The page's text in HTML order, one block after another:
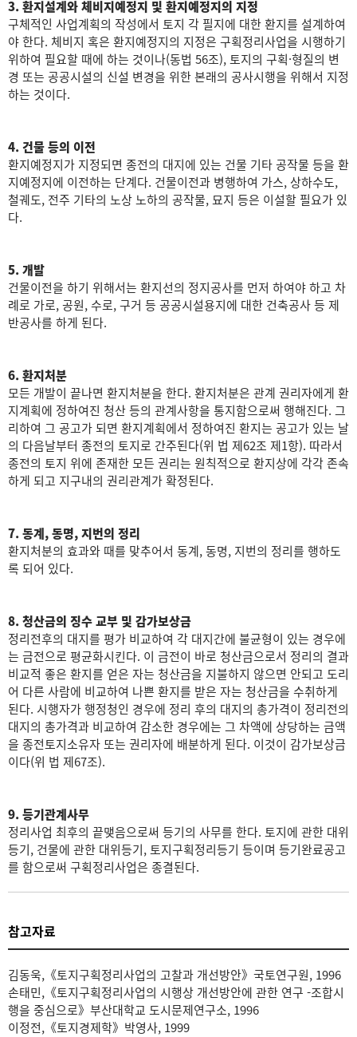
3. 환지설계와 체비지예정지 및 환지예정지의 지정
구체적인 사업계획의 작성에서 토지 각 필지에 대한 환지를 설계하여
야 한다. 체비지 혹은 환지예정지의 지정은 구획정리사업을 시행하기
위하여 필요할 때에 하는 것이나(동법 56조), 토지의 구획·형질의 변
경 또는 공공시설의 신설 변경을 위한 본래의 공사시행을 위해서 지정
하는 것이다.
4. 건물 등의 이전
환지예정지가 지정되면 종전의 대지에 있는 건물 기타 공작물 등을 환
지예정지에 이전하는 단계다. 건물이전과 병행하여 가스, 상하수도,
철궤도, 전주 기타의 노상 노하의 공작물, 묘지 등은 이설할 필요가 있
다.
5. 개발
건물이전을 하기 위해서는 환지선의 정지공사를 먼저 하여야 하고 차
례로 가로, 공원, 수로, 구거 등 공공시설용지에 대한 건축공사 등 제
반공사를 하게 된다.
6. 환지처분
모든 개발이 끝나면 환지처분을 한다. 환지처분은 관계 권리자에게 환
지계획에 정하여진 청산 등의 관계사항을 통지함으로써 행해진다. 그
리하여 그 공고가 되면 환지계획에서 정하여진 환지는 공고가 있는 날
의 다음날부터 종전의 토지로 간주된다(위 법 제62조 제1항). 따라서
종전의 토지 위에 존재한 모든 권리는 원칙적으로 환지상에 각각 존속
하게 되고 지구내의 권리관계가 확정된다.
7. 동계, 동명, 지번의 정리
환지처분의 효과와 때를 맞추어서 동계, 동명, 지번의 정리를 행하도
록 되어 있다.
8. 청산금의 징수 교부 및 감가보상금
정리전후의 대지를 평가 비교하여 각 대지간에 불균형이 있는 경우에
는 금전으로 평균화시킨다. 이 금전이 바로 청산금으로서 정리의 결과
비교적 좋은 환지를 얻은 자는 청산금을 지불하지 않으면 안되고 도리
어 다른 사람에 비교하여 나쁜 환지를 받은 자는 청산금을 수취하게
된다. 시행자가 행정청인 경우에 정리 후의 대지의 총가격이 정리전의
대지의 총가격과 비교하여 감소한 경우에는 그 차액에 상당하는 금액
을 종전토지소유자 또는 권리자에 배분하게 된다. 이것이 감가보상금
이다(위 법 제67조).
9. 등기관계사무
정리사업 최후의 끝맺음으로써 등기의 사무를 한다. 토지에 관한 대위
등기, 건물에 관한 대위등기, 토지구획정리등기 등이며 등기완료공고
를 함으로써 구획정리사업은 종결된다.
참고자료
김동욱,《토지구획정리사업의 고찰과 개선방안》국토연구원, 1996
손태민,《토지구획정리사업의 시행상 개선방안에 관한 연구 -조합시
행을 중심으로》부산대학교 도시문제연구소, 1996
이정전,《토지경제학》박영사, 1999